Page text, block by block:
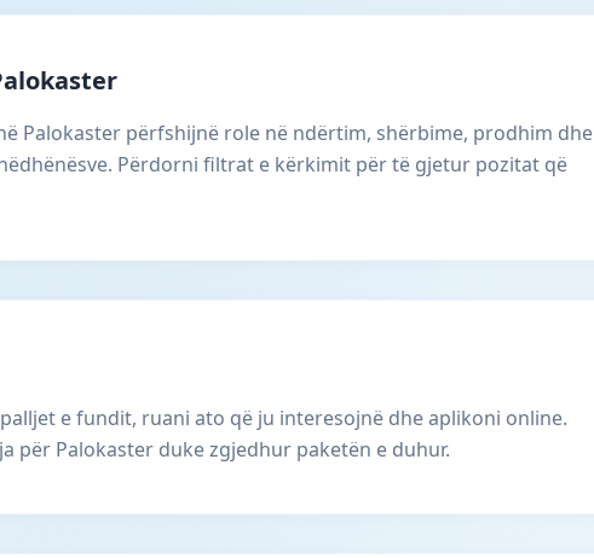
Palokaster përfshijnë role në ndërtim, shërbime, prodhim dhe
Përdorni filtrat e kërkimit për të gjetur pozitat që
e fundit, ruani ato që ju interesojnë dhe aplikoni online.
për Palokaster duke zgjedhur paketën e duhur.